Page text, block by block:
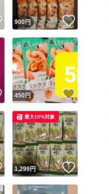
いいね！
900円
いいね！
450円
いいね！
1,299円 いいね！
最大10%対象